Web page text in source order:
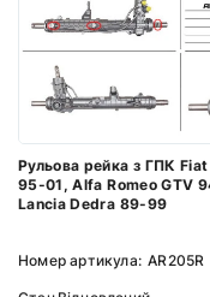
Рульова рейка з ГПК
95-01, Alfa Romeo GTV
Lancia Dedra 89-99
Номер артикула: AR205R